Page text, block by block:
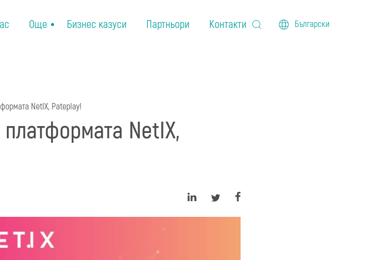
Още Бизнес казуси Партньори Контакти Български
NetIX, Pateplay!
NetIX,